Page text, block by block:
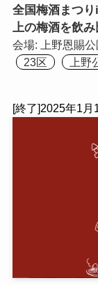
全国梅酒まつ
上の梅酒を飲み
会場:
上野恩賜
23区
上野
[終了]2025年1